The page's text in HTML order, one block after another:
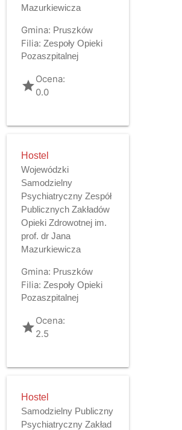
Mazurkiewicza
Gmina: Pruszków
Filia: Zespoły Opieki
Pozaszpitalnej
gradeOcena:
0.0
Hostel
Wojewódzki
Samodzielny
Psychiatryczny Zespół
Publicznych Zakładów
Opieki Zdrowotnej im.
prof. dr Jana
Mazurkiewicza
Gmina: Pruszków
Filia: Zespoły Opieki
Pozaszpitalnej
gradeOcena:
2.5
Hostel
Samodzielny Publiczny
Psychiatryczny Zakład